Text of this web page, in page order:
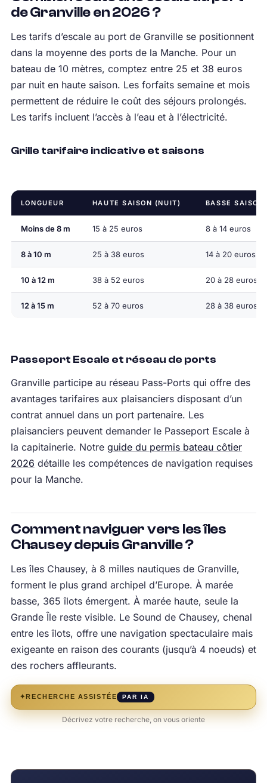
de Granville en 2026 ?
Les tarifs d’escale au port de Granville se positionnent
dans la moyenne des ports de la Manche. Pour un
bateau de 10 mètres, comptez entre 25 et 38 euros
par nuit en haute saison. Les forfaits semaine et mois
permettent de réduire le coût des séjours prolongés.
Les tarifs incluent l’accès à l’eau et à l’électricité.
Grille tarifaire indicative et saisons
LONGUEUR HAUTE SAISON (NUIT) BASSE
Moins de 8 m 15 à 25 euros 8 à 14 euros
8 à 10 m 25 à 38 euros 14 à 20 euros
10 à 12 m 38 à 52 euros 20 à 28 euros
12 à 15 m 52 à 70 euros 28 à 38 euros
Passeport Escale et réseau de ports
Granville participe au réseau Pass-Ports qui offre des
avantages tarifaires aux plaisanciers disposant d’un
contrat annuel dans un port partenaire. Les
plaisanciers peuvent demander le Passeport Escale à
la capitainerie. Notre guide du permis bateau côtier
2026 détaille les compétences de navigation requises
pour la Manche.
Comment naviguer vers les îles
Chausey depuis Granville ?
Les îles Chausey, à 8 milles nautiques de Granville,
forment le plus grand archipel d’Europe. À marée
basse, 365 îlots émergent. À marée haute, seule la
Grande Île reste visible. Le Sound de Chausey, chenal
entre les îlots, offre une navigation spectaculaire mais
exigeante en raison des courants (jusqu’à 4 noeuds) et
des rochers affleurants.
✦ RECHERCHE ASSISTÉE PAR IA
Décrivez votre recherche, on vous oriente